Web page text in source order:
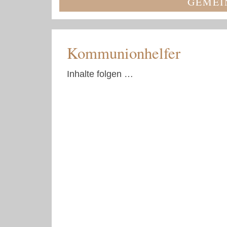
Kommunionhelfer
Inhalte folgen …